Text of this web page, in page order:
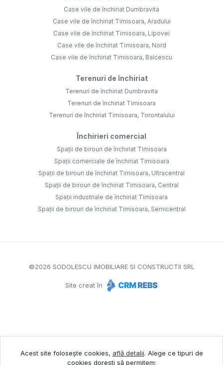
Case vile de închiriat Dumbravita
Case vile de închiriat Timisoara, Aradului
Case vile de închiriat Timisoara, Lipovei
Case vile de închiriat Timisoara, Nord
Case vile de închiriat Timisoara, Balcescu
Terenuri de închiriat
Terenuri de închiriat Dumbravita
Terenuri de închiriat Timisoara
Terenuri de închiriat Timisoara, Torontalului
Închirieri comercial
Spații de birouri de închiriat Timisoara
Spații comerciale de închiriat Timisoara
Spații de birouri de închiriat Timisoara, Ultracentral
Spații de birouri de închiriat Timisoara, Central
Spații industriale de închiriat Timisoara
Spații de birouri de închiriat Timisoara, Semicentral
©2026 SODOLESCU IMOBILIARE SI CONSTRUCTII SRL
Site creat în
Acest site folosește cookies, află detalii. Alege ce tipuri de
cookies dorești să permitem: